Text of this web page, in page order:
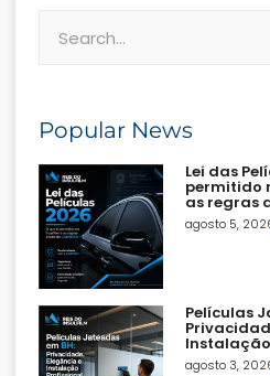
Popular News
Lei das
permitido
as regras
agosto 5,
Películas
agosto 3,